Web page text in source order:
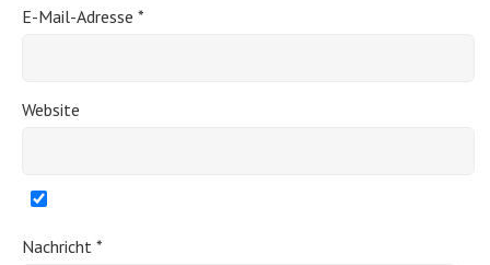
E-Mail-Adresse *
Website
Nachricht *